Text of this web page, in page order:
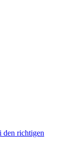
den richtigen